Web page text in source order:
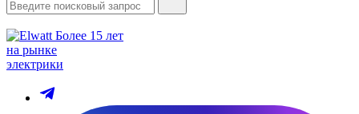
Более 15 лет
на рынке
электрики